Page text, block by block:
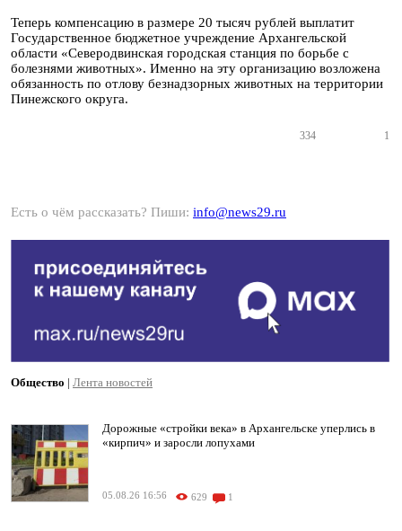
Теперь компенсацию в размере 20 тысяч рублей выплатит
Государственное бюджетное учреждение Архангельской
области «Северодвинская городская станция по борьбе с
болезнями животных». Именно на эту организацию возложена
обязанность по отлову безнадзорных животных на территории
Пинежского округа.
334 1
Есть о чём рассказать? Пиши: info@news29.ru
Общество | Лента новостей
Дорожные «стройки века» в Архангельске уперлись в
«кирпич» и заросли лопухами
05.08.26 16:56 629 1